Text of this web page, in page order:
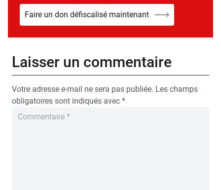
Faire un don défiscalisé maintenant
Laisser un commentaire
Votre adresse e-mail ne sera pas publiée. Les champs
obligatoires sont indiqués avec *